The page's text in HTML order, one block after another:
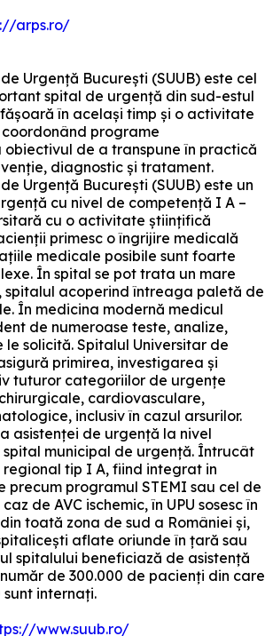
arps.ro/
Urgență București (SUUB) este cel
spital de urgență din sud-estul
în același timp și o activitate
programe
obiectivul de a transpune în practică
diagnostic și tratament.
Urgență București (SUUB) este un
cu nivel de competență I A –
cu o activitate științifică
primesc o îngrijire medicală
medicale posibile sunt foarte
În spital se pot trata un mare
spitalul acoperind întreaga paletă de
În medicina modernă medicul
de numeroase teste, analize,
solicită. Spitalul Universitar de
primirea, investigarea și
tuturor categoriilor de urgențe
cardiovasculare,
inclusiv în cazul arsurilor.
asistenței de urgență la nivel
municipal de urgență. Întrucât
regional tip I A, fiind integrat in
precum programul STEMI sau cel de
de AVC ischemic, în UPU sosesc în
toată zona de sud a României și,
aflate oriunde în țară sau
spitalului beneficiază de asistență
de 300.000 de pacienți din care
internați.
www.suub.ro/